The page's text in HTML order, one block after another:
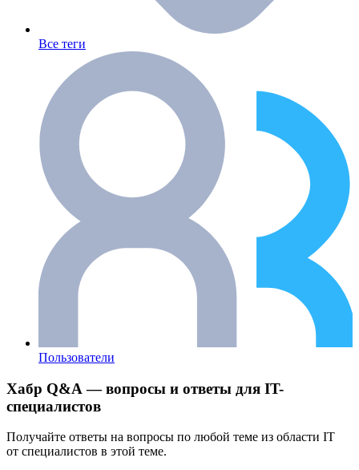
Все теги
Пользователи
Хабр Q&A — вопросы и ответы для IT-
специалистов
Получайте ответы на вопросы по любой теме из области IT
от специалистов в этой теме.